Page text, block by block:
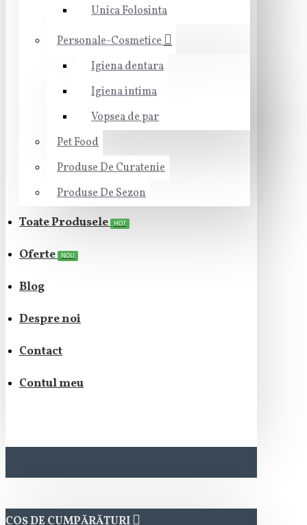
Unica Folosinta
Personale-Cosmetice
Igiena dentara
Igiena intima
Vopsea de par
Pet Food
Produse De Curatenie
Produse De Sezon
Toate Produsele HOT
Oferte NOU
Blog
Despre noi
Contact
Contul meu
COȘ DE CUMPĂRĂTURI